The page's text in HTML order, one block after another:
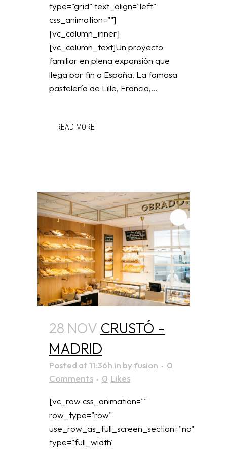
type="grid" text_align="left"
css_animation=""]
[vc_column_inner]
[vc_column_text]Un proyecto
familiar en plena expansión que
llega por fin a España. La famosa
pastelería de Lille, Francia,...
READ MORE
28 NOV CRUSTÓ –
MADRID
Posted at 11:36h in byfusion
0
Comments
0 Likes
[vc_row css_animation=""
row_type="row"
use_row_as_full_screen_section="no"
type="full_width"